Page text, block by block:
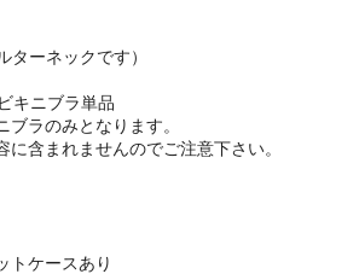
ターネックです）
キニブラ単品
ブラのみとなります。
に含まれませんのでご注意下さい。
トケースあり